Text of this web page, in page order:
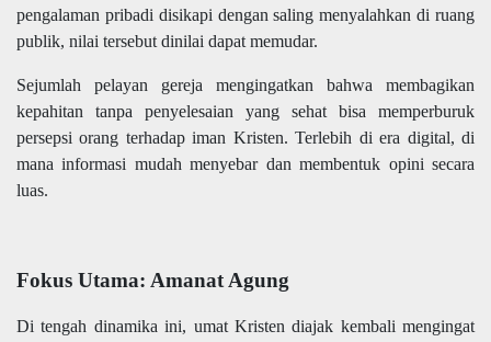
pengalaman pribadi disikapi dengan saling menyalahkan di ruang
publik, nilai tersebut dinilai dapat memudar.
Sejumlah pelayan gereja mengingatkan bahwa membagikan
kepahitan tanpa penyelesaian yang sehat bisa memperburuk
persepsi orang terhadap iman Kristen. Terlebih di era digital, di
mana informasi mudah menyebar dan membentuk opini secara
luas.
Fokus Utama: Amanat Agung
Di tengah dinamika ini, umat Kristen diajak kembali mengingat